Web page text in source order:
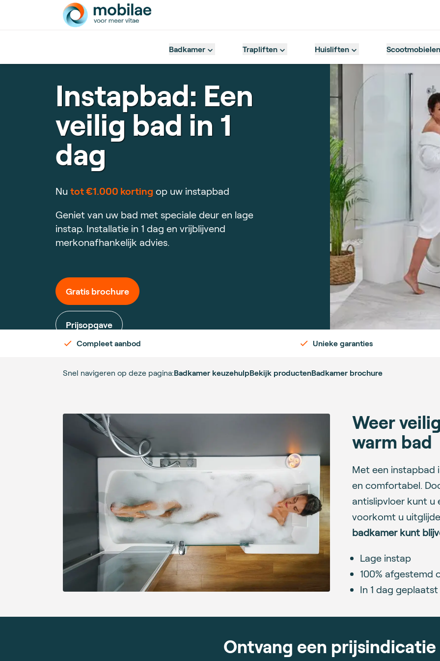
Badkamer Trapliften Huisliften Scootmobielen
Instapbad: Een
veilig bad in 1
dag
Nutot €1.000 korting op uw instapbad
Geniet van uw bad met speciale deur en lage
instap. Installatie in 1 dag en vrijblijvend
merkonafhankelijk advies.
Gratis brochure
Prijsopgave
Compleet aanbod Unieke garanties
Snel navigeren op deze pagina:Badkamer keuzehulpBekijk productenBadkamer brochure
Weer
warm bad
Met een instapbad
en comfortabel.
antislipvloer kunt u
voorkomt u
badkamer kunt
Lage instap
100% afgestemd
In 1 dag geplaatst
Ontvang een prijsindicatie